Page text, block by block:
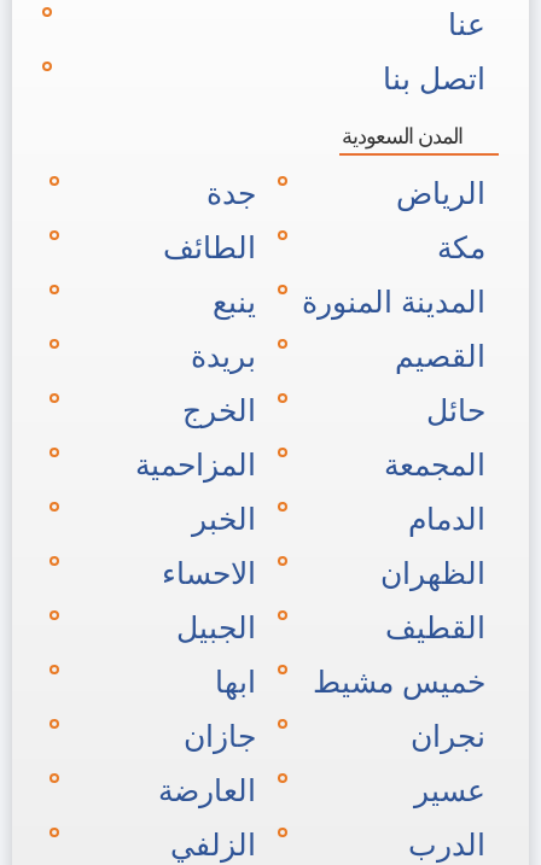
عنا
اتصل بنا
المدن السعودية
الرياض
جدة
مكة
الطائف
المدينة المنورة
ينبع
القصيم
بريدة
حائل
الخرج
المجمعة
المزاحمية
الدمام
الخبر
الظهران
الاحساء
القطيف
الجبيل
خميس مشيط
ابها
نجران
جازان
عسير
العارضة
الدرب
الزلفي